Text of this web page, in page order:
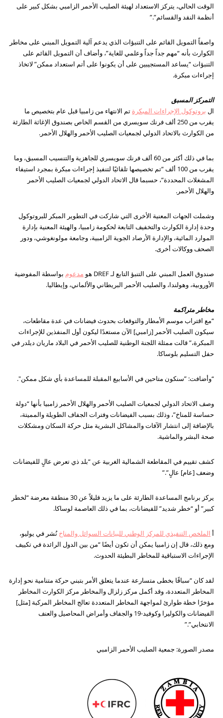
الوقت الحالي، يتركز الاستعداد لهيئة الصليب الأحمر الزامبي بشكل كبير على
أنظمة النقد والقسائم”.”
واصفاً التمويل القائم على التنبؤات الذي يدعم آلية التمويل المبني على مخاطر
الكوارث بأنه “مهم جداً جداً وعلمي للغاية”، وأضاف أن التمويل القائم على
التنبؤات “يساعد المستجيبين على أن يكونوا على أتم استعداد ممكن” لاتخاذ
إجراءات مبكرة.
التمركز المسبق
ال بروتوكول الإجراءات المبكرة تم الانتهاء من زامبيا قبل عام بتخصيص ما
يقرب من 250 ألف فرنك سويسري من القسم الخاص بصندوق الإغاثة الطارئة
من الكوارث بالاتحاد الدولي لجمعيات الصليب الأحمر والهلال الأحمر.
بما في ذلك أكثر من 60 ألف فرنك سويسري للجاهزية والتنسيب المسبق، وما
يقرب من 100 ألف “تم تخصيصها تلقائيًا لتنفيذ إجراءات مبكرة بمجرد استيفاء
المشغلات المحددة”، حسبما قال الاتحاد الدولي لجمعيات الصليب الأحمر
والهلال الأحمر.
وشملت الجهات المعنية الأخرى التي شاركت في التطوير المبكر للبروتوكول
وحدة إدارة الكوارث والتخفيف التابعة لحكومة زامبيا، والهيئة المعنية بإدارة
الموارد المائية، والإدارة الأرصاد الجوية الزامبية، وجامعة مولونغوشي، ودور
الصحف ووكالات أخرى.
صندوق العمل المبني على التنبؤ التابع لـ DREF هو مدعوم بواسطة المفوضية
الأوروبية، وهولندا، والصليب الأحمر البريطاني والألماني، وإيطاليا.
مخاطر متراكمة
“مع اقتراب موسم الأمطار والتوقعات بحدوث فيضانات في عدة مقاطعات،
سيكون الصليب الأحمر [زامبي] الآن مستعدًا ليكون أول المنفذين للإجراءات
المبكرة،” قالت ممثلة اللجنة الوطنية للصليب الأحمر في البلاد ماريان ديلدر في
حفل التسليم بلوساكا.
“وأضافت: ”سنكون متاحين في الأسابيع المقبلة للمساعدة بأي شكل ممكن".
وصف الاتحاد الدولي لجمعيات الصليب الأحمر والهلال الأحمر زامبيا بأنها “دولة
حساسة للمناخ”، وذلك بسبب الفيضانات وفترات الجفاف الطويلة والمميتة،
بالإضافة إلى انتشار الآفات والمشاكل البشرية مثل حركة السكان ومشكلات
صحة البشر والماشية.
كشف تقييم في المقاطعة الشمالية الغربية عن “بلد ذي تعرض عالٍ للفيضانات
وضعف [عام] عالٍ”.”
يركز برنامج المساعدة الطارئة على ما يزيد قليلاً عن 30 منطقة معرضة “لخطر
كبير” أو “خطر شديد” للفيضانات، بما في ذلك العاصمة لوساكا.
أ الملخص التنفيذي للمركز الوطني للبيانات السوائل والمناخ نُشر في يوليو،
ومع ذلك، قال إن زامبيا يمكن أن تكون أيضًا “من بين الدول الرائدة في تكييف
الإجراءات الاستباقية للمخاطر البطيئة الحدوث.
لقد كان “سباقًا بخطى متسارعة عندما يتعلق الأمر بتبني حركة متنامية نحو إدارة
المخاطر المتعددة، وقد أكمل مركز زلزال والمخاطر مركز الكوارث المخاطر
مؤخرًا خطة طوارئ لمواجهة المخاطر المتعددة تعالج المخاطر المركبة [مثل]
الفيضانات والكوليرا وكوفيد-19 والجفاف وأمراض المحاصيل والعنف
الانتخابي”.”
مصدر الصورة: جمعية الصليب الأحمر الزامبي